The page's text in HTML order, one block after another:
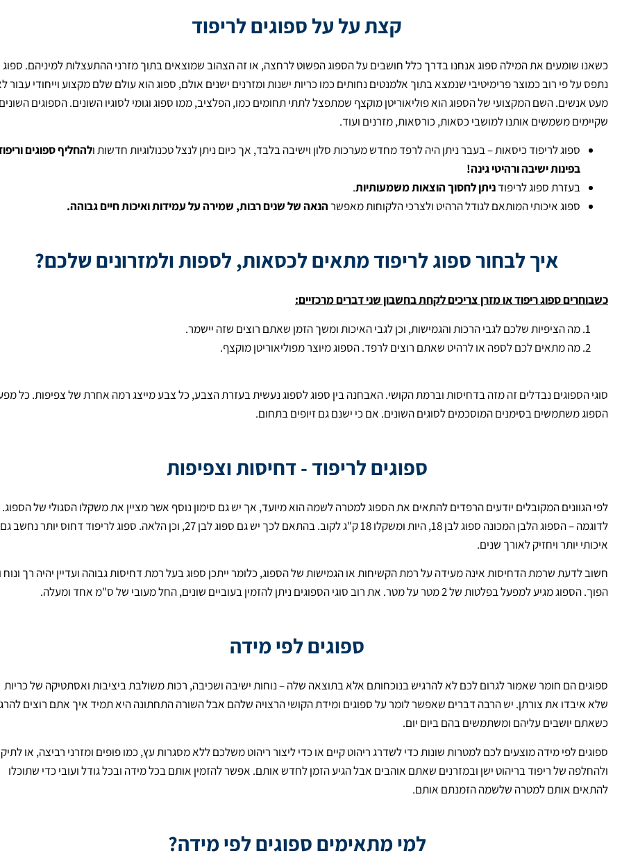
קצת על על ספוגים לריפוד
כשאנו שומעים את המילה ספוג אנחנו בדרך כלל חושבים על הספוג הפשוט לרחצה, או זה הצהוב שמוצאים בתוך מזרני ההתעצלות למיניהם. ספוג
נתפס על פי רוב כמוצר פרימיטיבי שנמצא בתוך אלמנטים נחותים כמו כריות ישנות ומזרנים ישנים אולם, ספוג הוא עולם שלם מקצוע וייחודי עבור
מעט אנשים. השם המקצועי של הספוג הוא פוליאוריטן מוקצף שמתפצל לתתי תחומים כמו, הפלציב, ממו ספוג וגומי לסוגיו השונים. הספוגים
שקיימים משמשים אותנו למושבי כסאות, כורסאות, מזרנים ועוד.
ספוג לריפוד כיסאות – בעבר ניתן היה לרפד מחדש מערכות סלון וישיבה בלבד, אך כיום ניתן לנצל טכנולוגיות חדשות ולהחליף ספוגים
בפינות ישיבה ורהיטי גינה!
בעזרת ספוג לריפודניתןלחסוך הוצאות משמעותיות.
ספוג איכותי המותאם לגודל הרהיט ולצרכי הלקוחות מאפשרהנאה של שנים רבות, שמירה על עמידות ואיכות חיים גבוהה.
איך לבחור ספוג לריפוד מתאים לכסאות, לספות ולמזרונים שלכם?
כשבוחרים ספוג ריפוד או מזרן צריכים לקחת בחשבון שני דברים מרכזיים:
מה הציפיות שלכם לגבי הרכות והגמישות, וכן לגבי האיכות ומשך הזמן שאתם רוצים שזה יישמר.
מה מתאים לכם לספה או לרהיט שאתם רוצים לרפד. הספוג מיוצר מפוליאוריטן מוקצף.
סוגי הספוגים נבדלים זה מזה בדחיסות וברמת הקושי. האבחנה בין ספוג לספוג נעשית בעזרת הצבע, כל צבע מייצג רמה אחרת של צפיפות. כל
הספוג משתמשים בסימנים המוסכמים לסוגים השונים. אם כי ישנם גם זיופים בתחום.
ספוגים לריפוד - דחיסות וצפיפות
לפי הגוונים המקובלים יודעים הרפדים להתאים את הספוג למטרה לשמה הוא מיועד, אך יש גם סימון נוסף אשר מציין את משקלו הסגולי של הספוג.
לדוגמה – הספוג הלבן המכונה ספוג לבן 18, היות ומשקלו 18 ק"ג לקוב. בהתאם לכך יש גם ספוג לבן 27, וכן הלאה. ספוג לריפוד דחוס יותר נחשב גם
איכותי יותר ויחזיק לאורך שנים.
חשוב לדעת שרמת הדחיסות אינה מעידה על רמת הקשיחות או הגמישות של הספוג, כלומר ייתכן ספוג בעל רמת דחיסות גבוהה ועדיין יהיה רך ונוח
הפוך. הספוג מגיע למפעל בפלטות של 2 מטר על מטר. את רוב סוגי הספוגים ניתן להזמין בעוביים שונים, החל מעובי של ס"מ אחד ומעלה.
ספוגים לפי מידה
ספוגים הם חומר שאמור לגרום לכם לא להרגיש בנוכחותם אלא בתוצאה שלה – נוחות ישיבה ושכיבה, רכות משולבת ביציבות ואסתטיקה של כריות
שלא איבדו את צורתן. יש הרבה דברים שאפשר לומר על ספוגים ומידת הקושי הרצויה שלהם אבל השורה התחתונה היא תמיד איך אתם רוצים
כשאתם יושבים עליהם ומשתמשים בהם ביום יום.
ספוגים לפי מידה מוצעים לכם למטרות שונות כדי לשדרג ריהוט קיים או כדי ליצור ריהוט משלכם ללא מסגרות עץ, כמו פופים ומזרני רביצה, או
ולהחלפה של ריפוד בריהוט ישן ובמזרנים שאתם אוהבים אבל הגיע הזמן לחדש אותם. אפשר להזמין אותם בכל מידה ובכל גודל ועובי כדי שתוכלו
להתאים אותם למטרה שלשמה הזמנתם אותם.
למי מתאימים ספוגים לפי מידה?